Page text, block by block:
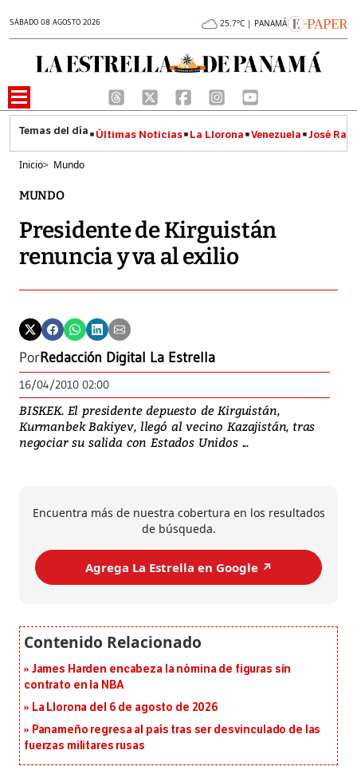
SÁBADO 08 AGOSTO 2026 25.7°C | PANAMÁ
Últimas Noticias La Llorona Venezuela José
Inicio> Mundo
MUNDO
Presidente de Kirguistán
renuncia y va al exilio
PorRedacción Digital La Estrella
16/04/2010 02:00
BISKEK. El presidente depuesto de Kirguistán,
Kurmanbek Bakiyev, llegó al vecino Kazajistán, tras
negociar su salida con Estados Unidos ...
Encuentra más de nuestra cobertura en los resultados
de búsqueda.
Agrega La Estrella en Google ↗️
James Harden encabeza la nómina de figuras sin
contrato en la NBA
La Llorona del 6 de agosto de 2026
Panameño regresa al país tras ser desvinculado de las
fuerzas militares rusas